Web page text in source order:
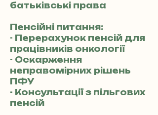
батьківські права
Пенсійні питання:
- Перерахунок пенсій для
працівників онкології
- Оскарження
неправомірних рішень
ПФУ
- Консультації з пільгових
пенсій